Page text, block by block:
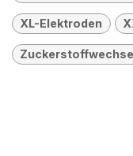
XL-Elektroden